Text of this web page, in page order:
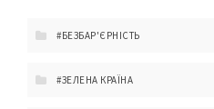
#БЕЗБАР'ЄРНІСТЬ
#ЗЕЛЕНА КРАЇНА